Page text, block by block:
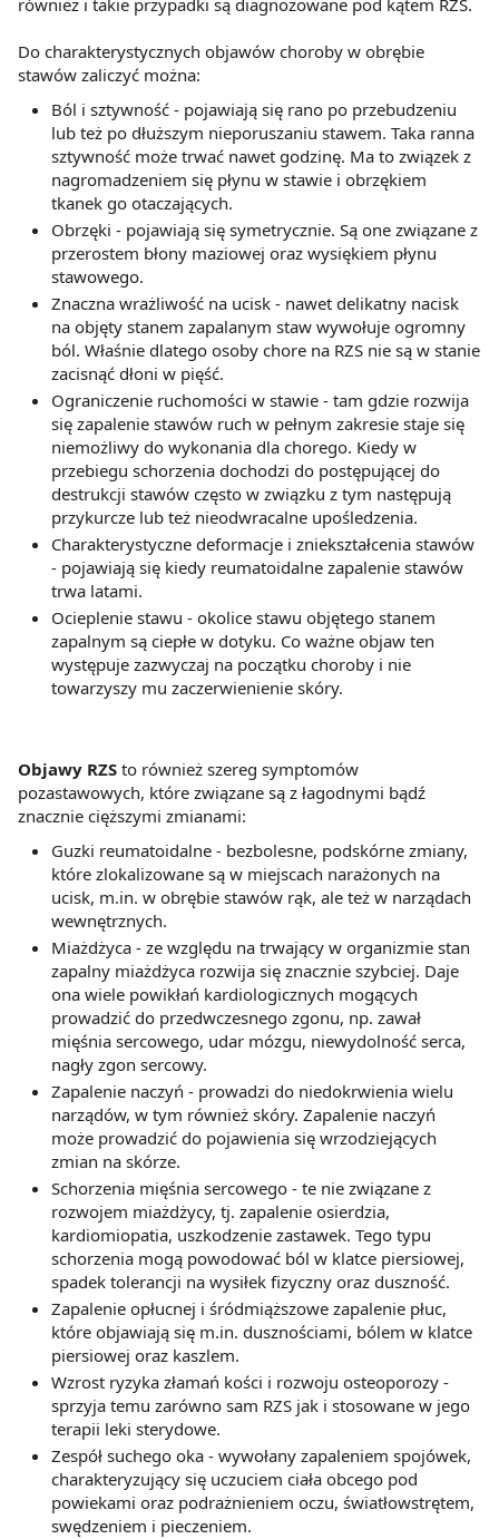
również i takie przypadki są diagnozowane pod kątem RZS.
Do charakterystycznych objawów choroby w obrębie
stawów zaliczyć można:
Ból i sztywność - pojawiają się rano po przebudzeniu
lub też po dłuższym nieporuszaniu stawem. Taka ranna
sztywność może trwać nawet godzinę. Ma to związek z
nagromadzeniem się płynu w stawie i obrzękiem
tkanek go otaczających.
Obrzęki - pojawiają się symetrycznie. Są one związane z
przerostem błony maziowej oraz wysiękiem płynu
stawowego.
Znaczna wrażliwość na ucisk - nawet delikatny nacisk
na objęty stanem zapalanym staw wywołuje ogromny
ból. Właśnie dlatego osoby chore na RZS nie są w stanie
zacisnąć dłoni w pięść.
Ograniczenie ruchomości w stawie - tam gdzie rozwija
się zapalenie stawów ruch w pełnym zakresie staje się
niemożliwy do wykonania dla chorego. Kiedy w
przebiegu schorzenia dochodzi do postępującej do
destrukcji stawów często w związku z tym następują
przykurcze lub też nieodwracalne upośledzenia.
Charakterystyczne deformacje i zniekształcenia stawów
- pojawiają się kiedy reumatoidalne zapalenie stawów
trwa latami.
Ocieplenie stawu - okolice stawu objętego stanem
zapalnym są ciepłe w dotyku. Co ważne objaw ten
występuje zazwyczaj na początku choroby i nie
towarzyszy mu zaczerwienienie skóry.
Objawy RZS to również szereg symptomów
pozastawowych, które związane są z łagodnymi bądź
znacznie cięższymi zmianami:
Guzki reumatoidalne - bezbolesne, podskórne zmiany,
które zlokalizowane są w miejscach narażonych na
ucisk, m.in. w obrębie stawów rąk, ale też w narządach
wewnętrznych.
Miażdżyca - ze względu na trwający w organizmie stan
zapalny miażdżyca rozwija się znacznie szybciej. Daje
ona wiele powikłań kardiologicznych mogących
prowadzić do przedwczesnego zgonu, np. zawał
mięśnia sercowego, udar mózgu, niewydolność serca,
nagły zgon sercowy.
Zapalenie naczyń - prowadzi do niedokrwienia wielu
narządów, w tym również skóry. Zapalenie naczyń
może prowadzić do pojawienia się wrzodziejących
zmian na skórze.
Schorzenia mięśnia sercowego - te nie związane z
rozwojem miażdżycy, tj. zapalenie osierdzia,
kardiomiopatia, uszkodzenie zastawek. Tego typu
schorzenia mogą powodować ból w klatce piersiowej,
spadek tolerancji na wysiłek fizyczny oraz duszność.
Zapalenie opłucnej i śródmiąższowe zapalenie płuc,
które objawiają się m.in. dusznościami, bólem w klatce
piersiowej oraz kaszlem.
Wzrost ryzyka złamań kości i rozwoju osteoporozy -
sprzyja temu zarówno sam RZS jak i stosowane w jego
terapii leki sterydowe.
Zespół suchego oka - wywołany zapaleniem spojówek,
charakteryzujący się uczuciem ciała obcego pod
powiekami oraz podrażnieniem oczu, światłowstrętem,
swędzeniem i pieczeniem.